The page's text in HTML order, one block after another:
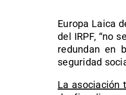
Europa Laica
del IRPF, “no
redundan en
seguridad
La asociación